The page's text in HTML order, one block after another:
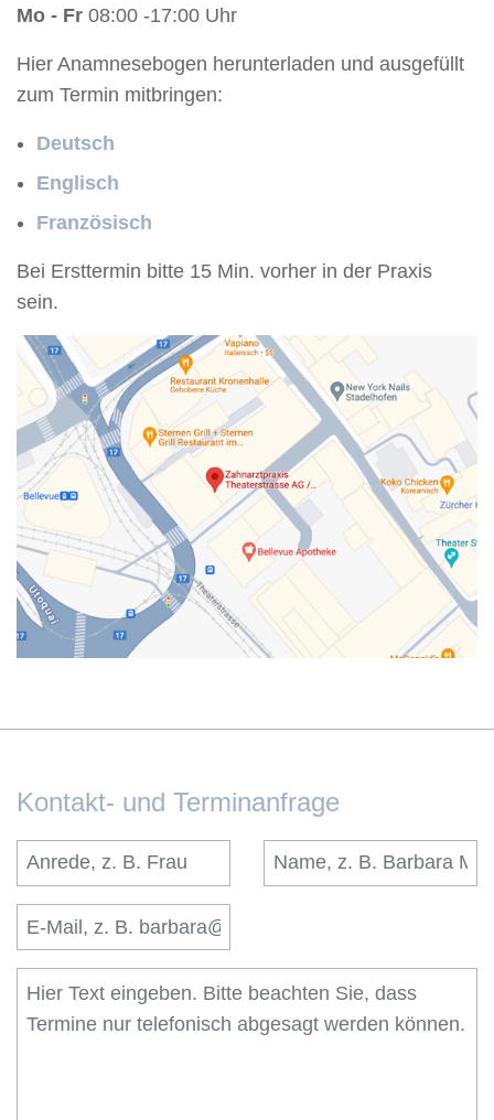
Mo - Fr 08:00 -17:00 Uhr
Hier Anamnesebogen herunterladen und ausgefüllt
zum Termin mitbringen:
Deutsch
Englisch
Französisch
Bei Ersttermin bitte 15 Min. vorher in der Praxis
sein.
Kontakt- und Terminanfrage